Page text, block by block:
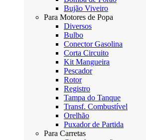
Bujão Viveiro
Para Motores de Popa
Diversos
Bulbo
Conector Gasolina
Corta Circuito
Kit Mangueira
Pescador
Rotor
Registro
Tampa do Tanque
Transf. Combustível
Orelhão
Puxador de Partida
Para Carretas